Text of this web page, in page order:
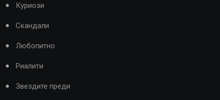
Куриози
Скандали
Любопитно
Риалити
Звездите преди